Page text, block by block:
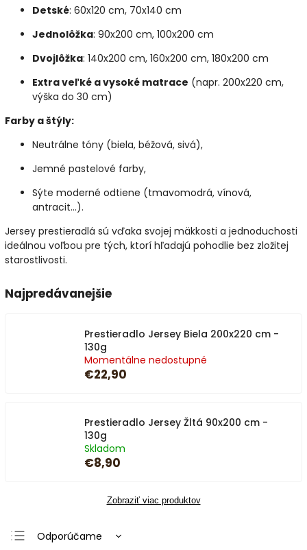
Detské: 60x120 cm, 70x140 cm
Jednolôžka: 90x200 cm, 100x200 cm
Dvojlôžka: 140x200 cm, 160x200 cm, 180x200 cm
Extra veľké a vysoké matrace (napr. 200x220 cm,
výška do 30 cm)
Farby a štýly:
Neutrálne tóny (biela, béžová, sivá),
Jemné pastelové farby,
Sýte moderné odtiene (tmavomodrá, vínová,
antracit...).
Jersey prestieradlá sú vďaka svojej mäkkosti a jednoduchosti
ideálnou voľbou pre tých, ktorí hľadajú pohodlie bez zložitej
starostlivosti.
Najpredávanejšie
Prestieradlo Jersey Biela 200x220 cm -
130g
Momentálne nedostupné
€22,90
Prestieradlo Jersey Žltá 90x200 cm -
130g
Skladom
€8,90
Zobraziť viac produktov
Odporúčame